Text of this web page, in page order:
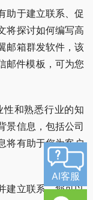
助于建立联系、促
将探讨如何编写高
邮箱群发软件，该
邮件模板，可为您
和熟悉行业的知
景信息，包括公司
将有助于您为客户
建立联系。您可以
AI客服